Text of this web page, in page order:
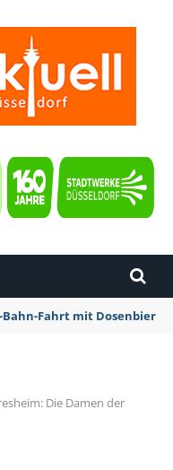
testet Technik zur
Die Damen der